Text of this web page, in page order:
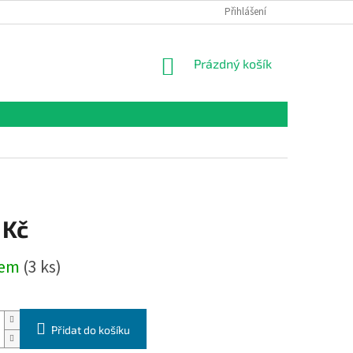
Přihlášení
NÁKUPNÍ
Prázdný košík
(3 ks)
Přidat do košíku